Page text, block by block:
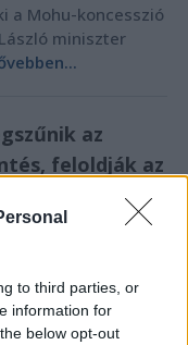
to third parties, or
information for
below opt-out
a Mohu-koncesszió
miniszter
az
feloldják az
vízszintjének
Bővebben...